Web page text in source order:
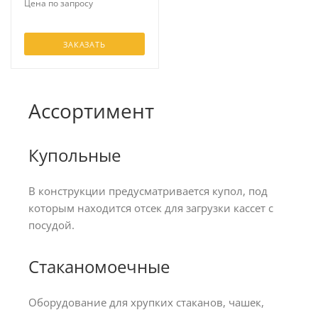
Цена по запросу
ЗАКАЗАТЬ
Ассортимент
Купольные
В конструкции предусматривается купол, под
которым находится отсек для загрузки кассет с
посудой.
Стаканомоечные
Оборудование для хрупких стаканов, чашек,